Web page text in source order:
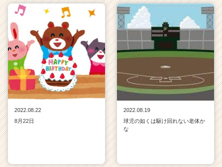
2022.08.22
8月22日
2022.08.19
球児の如くは駆け回れない老体か
な